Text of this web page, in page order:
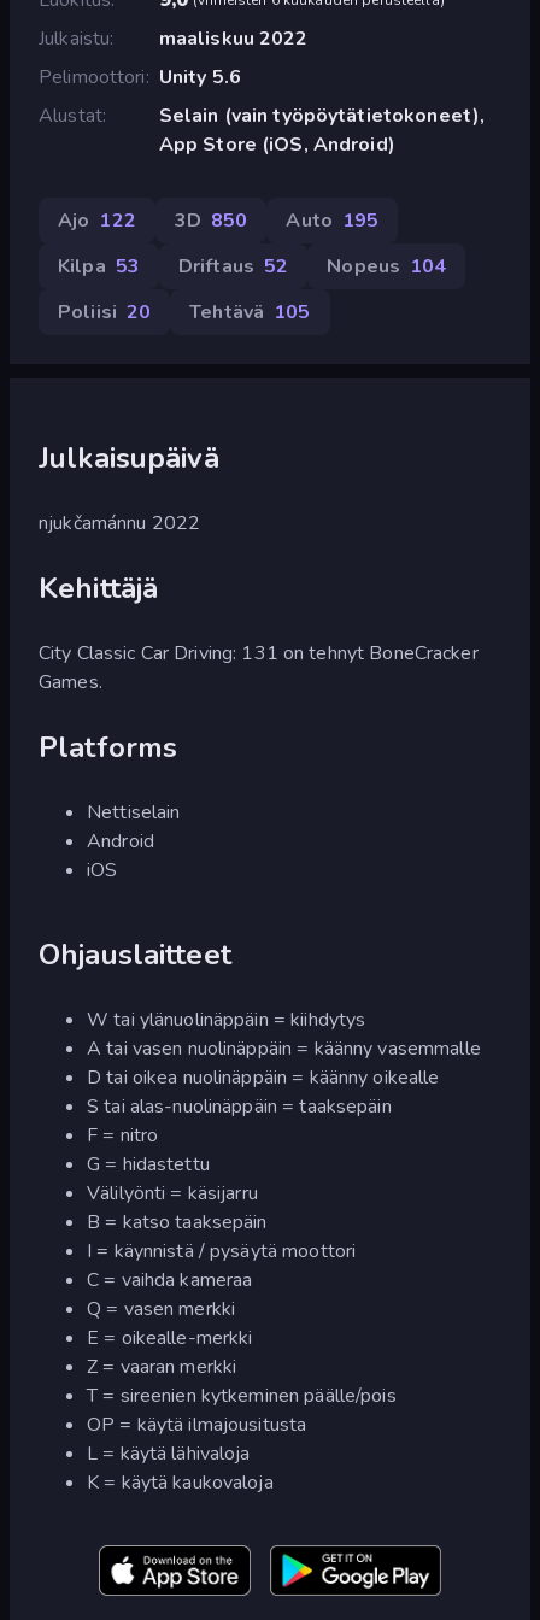
Julkaistu
maaliskuu 2022
Pelimoottori
Unity 5.6
Alustat
Selain (vain työpöytätietokoneet),
App Store (iOS, Android)
Ajo 122 3D 850 Auto 195
Kilpa 53 Driftaus 52 Nopeus 104
Poliisi 20 Tehtävä 105
Julkaisupäivä
njukčamánnu 2022
Kehittäjä
City Classic Car Driving: 131 on tehnyt BoneCracker
Games.
Platforms
Nettiselain
Android
iOS
Ohjauslaitteet
W tai ylänuolinäppäin = kiihdytys
A tai vasen nuolinäppäin = käänny vasemmalle
D tai oikea nuolinäppäin = käänny oikealle
S tai alas-nuolinäppäin = taaksepäin
F = nitro
G = hidastettu
Välilyönti = käsijarru
B = katso taaksepäin
I = käynnistä / pysäytä moottori
C = vaihda kameraa
Q = vasen merkki
E = oikealle-merkki
Z = vaaran merkki
T = sireenien kytkeminen päälle/pois
OP = käytä ilmajousitusta
L = käytä lähivaloja
K = käytä kaukovaloja